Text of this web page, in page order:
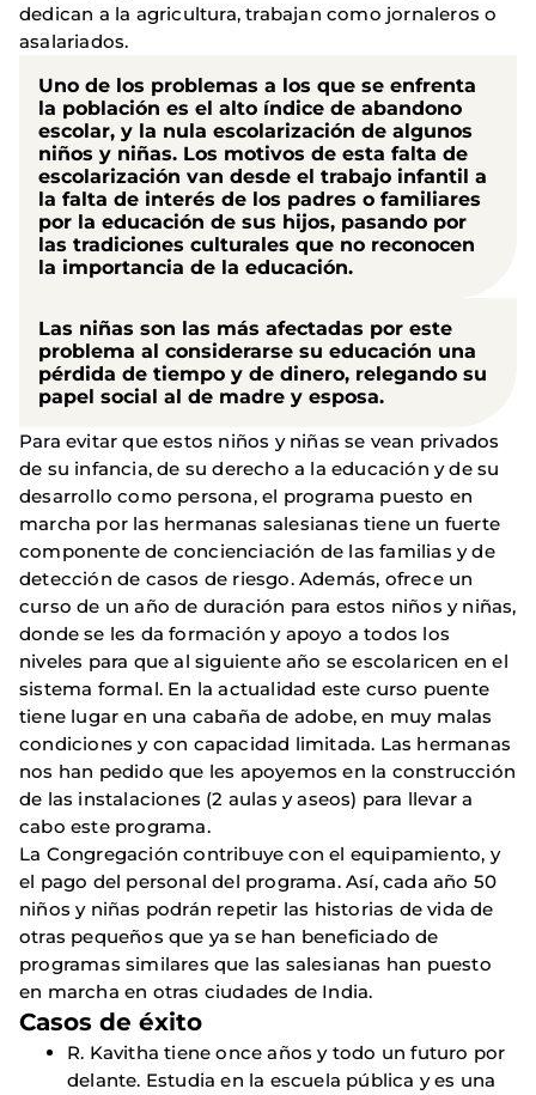
dedican a la agricultura, trabajan como jornaleros o
asalariados.
Uno de los problemas a los que se enfrenta
la población es el alto índice de abandono
escolar, y la nula escolarización de algunos
niños y niñas. Los motivos de esta falta de
escolarización van desde el trabajo infantil a
la falta de interés de los padres o familiares
por la educación de sus hijos, pasando por
las tradiciones culturales que no reconocen
la importancia de la educación.
Las niñas son las más afectadas por este
problema al considerarse su educación una
pérdida de tiempo y de dinero, relegando su
papel social al de madre y esposa.
Para evitar que estos niños y niñas se vean privados
de su infancia, de su derecho a la educación y de su
desarrollo como persona, el programa puesto en
marcha por las hermanas salesianas tiene un fuerte
componente de concienciación de las familias y de
detección de casos de riesgo. Además, ofrece un
curso de un año de duración para estos niños y niñas,
donde se les da formación y apoyo a todos los
niveles para que al siguiente año se escolaricen en el
sistema formal. En la actualidad este curso puente
tiene lugar en una cabaña de adobe, en muy malas
condiciones y con capacidad limitada. Las hermanas
nos han pedido que les apoyemos en la construcción
de las instalaciones (2 aulas y aseos) para llevar a
cabo este programa.
La Congregación contribuye con el equipamiento, y
el pago del personal del programa. Así, cada año 50
niños y niñas podrán repetir las historias de vida de
otras pequeños que ya se han beneficiado de
programas similares que las salesianas han puesto
en marcha en otras ciudades de India.
Casos de éxito
R. Kavitha tiene once años y todo un futuro por
delante. Estudia en la escuela pública y es una